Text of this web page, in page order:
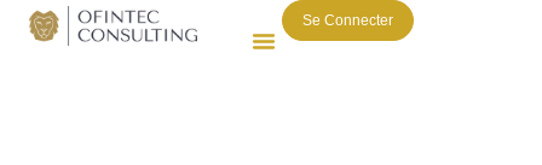
Se Connecter